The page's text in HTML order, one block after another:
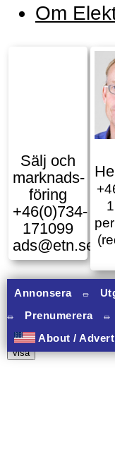
Om
Sälj och
marknads­
föring
+46(0)734-
171099
ads@etn.se
Annonsera ⏛
⏛
Prenumerera ⏛
About /
10 banners varav